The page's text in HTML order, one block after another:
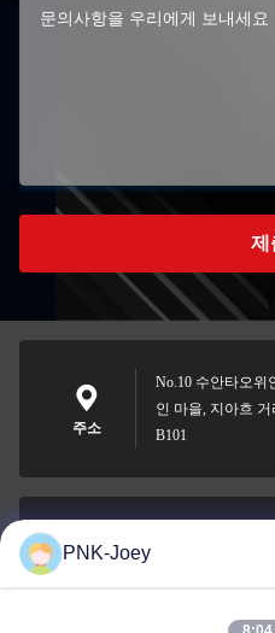
제
주소
No.10 수안타오위
인 마을, 지아흐
B101
PNK-Joey